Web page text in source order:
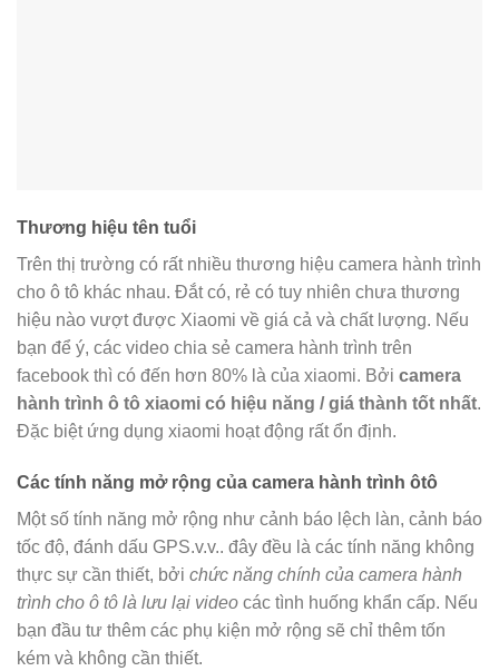
Thương hiệu tên tuổi
Trên thị trường có rất nhiều thương hiệu camera hành trình
cho ô tô khác nhau. Đắt có, rẻ có tuy nhiên chưa thương
hiệu nào vượt được Xiaomi về giá cả và chất lượng. Nếu
bạn để ý, các video chia sẻ camera hành trình trên
facebook thì có đến hơn 80% là của xiaomi. Bởi camera
hành trình ô tô xiaomi có hiệu năng / giá thành tốt nhất.
Đặc biệt ứng dụng xiaomi hoạt động rất ổn định.
Các tính năng mở rộng của camera hành trình ôtô
Một số tính năng mở rộng như cảnh báo lệch làn, cảnh báo
tốc độ, đánh dấu GPS.v.v.. đây đều là các tính năng không
thực sự cần thiết, bởi chức năng chính của camera hành
trình cho ô tô là lưu lại video các tình huống khẩn cấp. Nếu
bạn đầu tư thêm các phụ kiện mở rộng sẽ chỉ thêm tốn
kém và không cần thiết.